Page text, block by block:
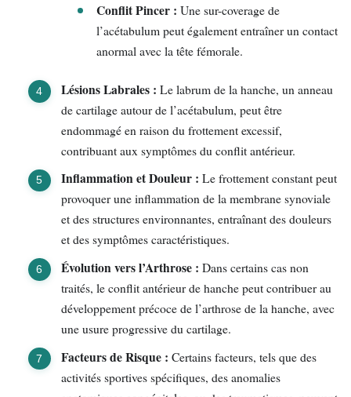
Conflit Pincer : Une sur-coverage de
l’acétabulum peut également entraîner un contact
anormal avec la tête fémorale.
Lésions Labrales : Le labrum de la hanche, un anneau
de cartilage autour de l’acétabulum, peut être
endommagé en raison du frottement excessif,
contribuant aux symptômes du conflit antérieur.
Inflammation et Douleur : Le frottement constant peut
provoquer une inflammation de la membrane synoviale
et des structures environnantes, entraînant des douleurs
et des symptômes caractéristiques.
Évolution vers l’Arthrose : Dans certains cas non
traités, le conflit antérieur de hanche peut contribuer au
développement précoce de l’arthrose de la hanche, avec
une usure progressive du cartilage.
Facteurs de Risque : Certains facteurs, tels que des
activités sportives spécifiques, des anomalies